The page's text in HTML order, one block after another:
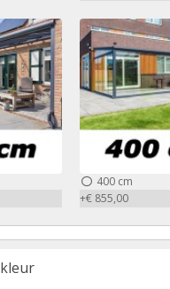
400 cm
+€ 855,00
kleur